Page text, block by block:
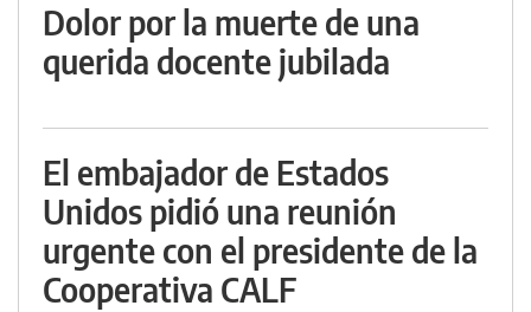
Dolor por la muerte de una
querida docente jubilada
El embajador de Estados
Unidos pidió una reunión
urgente con el presidente de la
Cooperativa CALF